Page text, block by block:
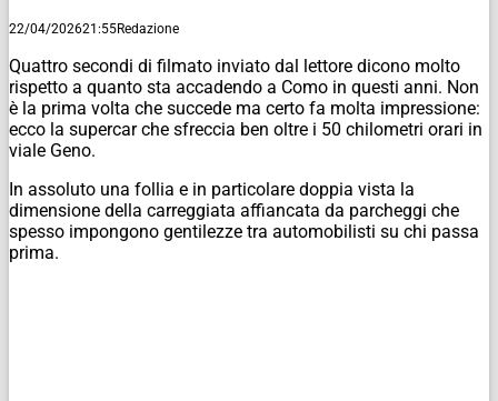
22/04/202621:55Redazione
Quattro secondi di filmato inviato dal lettore dicono molto
rispetto a quanto sta accadendo a Como in questi anni. Non
è la prima volta che succede ma certo fa molta impressione:
ecco la supercar che sfreccia ben oltre i 50 chilometri orari in
viale Geno.
In assoluto una follia e in particolare doppia vista la
dimensione della carreggiata affiancata da parcheggi che
spesso impongono gentilezze tra automobilisti su chi passa
prima.